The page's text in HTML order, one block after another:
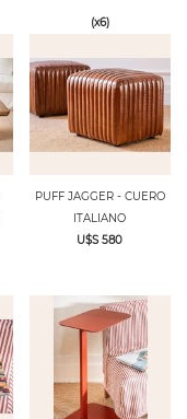
(x6)
PUFF JAGGER - CUERO
ITALIANO
U$S 580